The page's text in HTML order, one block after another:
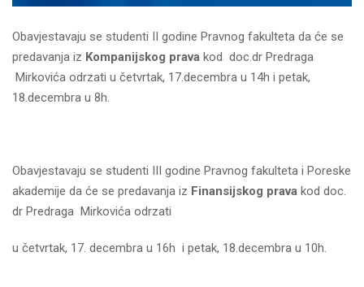
Obavjestavaju se studenti II godine Pravnog fakulteta da će se
predavanja iz Kompanijskog prava kod doc.dr Predraga
Mirkovića odrzati u četvrtak, 17.decembra u 14h i petak,
18.decembra u 8h.
Obavjestavaju se studenti III godine Pravnog fakulteta i Poreske
akademije da će se predavanja iz Finansijskog prava kod doc.
dr Predraga Mirkovića odrzati
u četvrtak, 17. decembra u 16h i petak, 18.decembra u 10h.